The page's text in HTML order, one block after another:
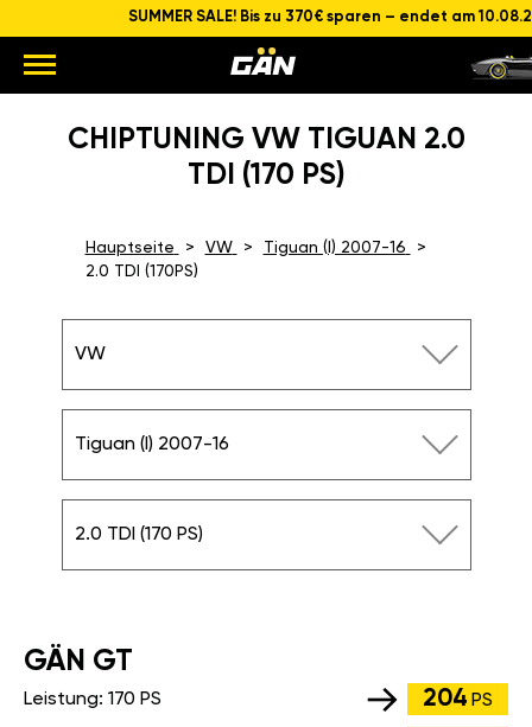
SUMMER SALE! Bis zu 370€ sparen – endet am
CHIPTUNING VW TIGUAN 2.0
TDI (170 PS)
Hauptseite VW
Tiguan (I) 2007-16
2.0 TDI (170PS)
VW
Tiguan (I) 2007-16
2.0 TDI (170 PS)
GÄN GT
Leistung: 170 PS 204 PS